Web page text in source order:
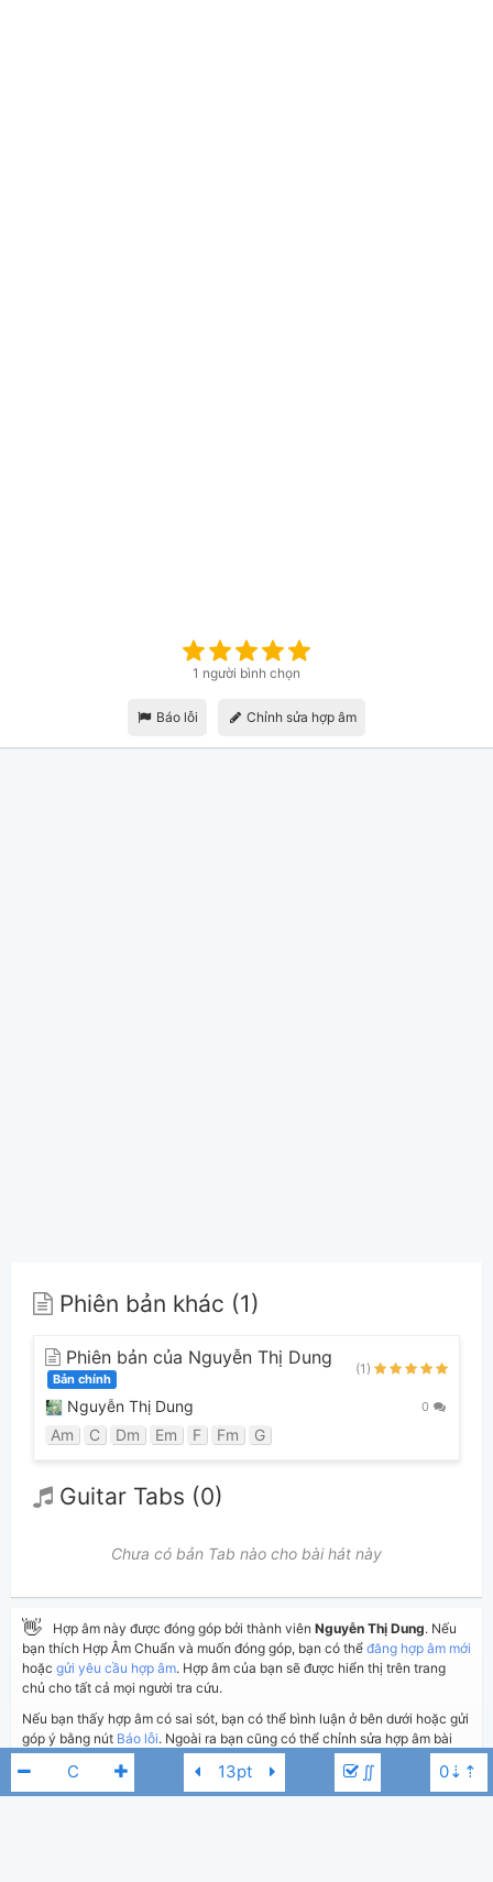
∬
1 người bình chọn
Báo lỗi Chỉnh sửa hợp âm
Phiên bản khác (1)
Phiên bản của Nguyễn Thị Dung
Bản chính
(1)
Nguyễn Thị Dung 0
Am C Dm Em F Fm G
Guitar Tabs (0)
Chưa có bản Tab nào cho bài hát này
👋 Hợp âm này được đóng góp bởi thành viên Nguyễn Thị Dung. Nếu
bạn thích Hợp Âm Chuẩn và muốn đóng góp, bạn có thể đăng hợp âm mới
hoặc gửi yêu cầu hợp âm. Hợp âm của bạn sẽ được hiển thị trên trang
chủ cho tất cả mọi người tra cứu.
Nếu bạn thấy hợp âm có sai sót, bạn có thể bình luận ở bên dưới hoặc gửi
góp ý bằng nút Báo lỗi. Ngoài ra bạn cũng có thể chỉnh sửa hợp âm bài
hát có sẵn và lưu thành phiên bản cá nhân bằng cách nhấn nút
Chỉnh
sửa hợp âm